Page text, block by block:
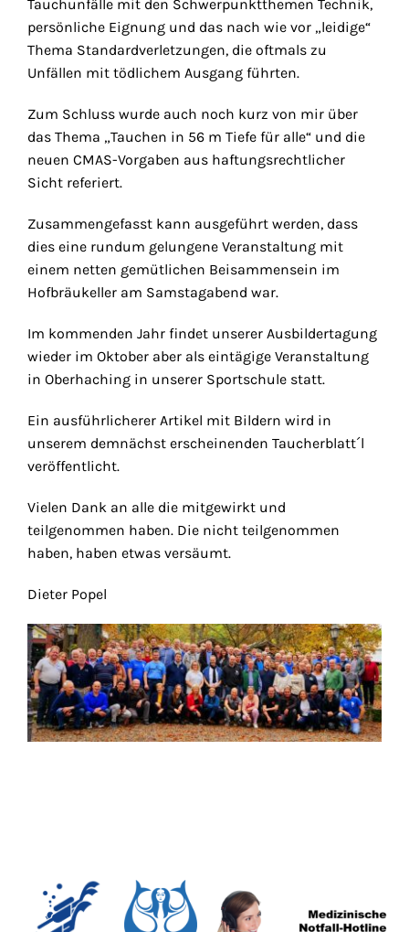
Tauchunfälle mit den Schwerpunktthemen Technik,
persönliche Eignung und das nach wie vor „leidige“
Thema Standardverletzungen, die oftmals zu
Unfällen mit tödlichem Ausgang führten.
Zum Schluss wurde auch noch kurz von mir über
das Thema „Tauchen in 56 m Tiefe für alle“ und die
neuen CMAS-Vorgaben aus haftungsrechtlicher
Sicht referiert.
Zusammengefasst kann ausgeführt werden, dass
dies eine rundum gelungene Veranstaltung mit
einem netten gemütlichen Beisammensein im
Hofbräukeller am Samstagabend war.
Im kommenden Jahr findet unserer Ausbildertagung
wieder im Oktober aber als eintägige Veranstaltung
in Oberhaching in unserer Sportschule statt.
Ein ausführlicherer Artikel mit Bildern wird in
unserem demnächst erscheinenden Taucherblatt´l
veröffentlicht.
Vielen Dank an alle die mitgewirkt und
teilgenommen haben. Die nicht teilgenommen
haben, haben etwas versäumt.
Dieter Popel